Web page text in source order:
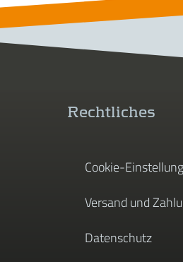
Rechtliches
Cookie-
Versand und
Datenschutz